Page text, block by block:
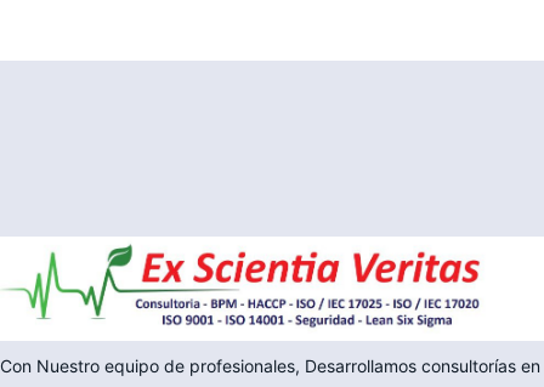
Con Nuestro equipo de profesionales, Desarrollamos consultorías en